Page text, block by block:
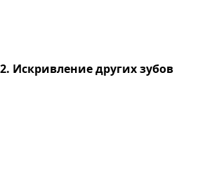
2. Искривление других зубов